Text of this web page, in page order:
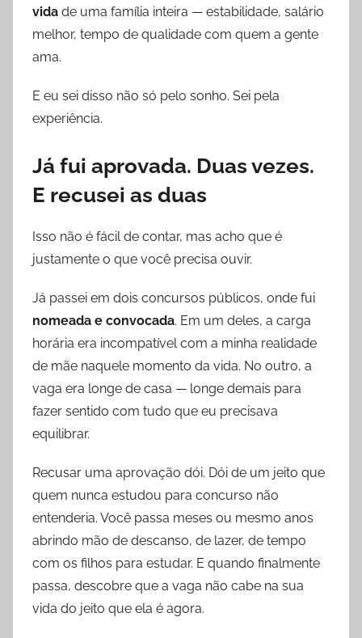
vida de uma família inteira — estabilidade, salário
melhor, tempo de qualidade com quem a gente
ama.
E eu sei disso não só pelo sonho. Sei pela
experiência.
Já fui aprovada. Duas vezes.
E recusei as duas
Isso não é fácil de contar, mas acho que é
justamente o que você precisa ouvir.
Já passei em dois concursos públicos, onde fui
nomeada e convocada. Em um deles, a carga
horária era incompatível com a minha realidade
de mãe naquele momento da vida. No outro, a
vaga era longe de casa — longe demais para
fazer sentido com tudo que eu precisava
equilibrar.
Recusar uma aprovação dói. Dói de um jeito que
quem nunca estudou para concurso não
entenderia. Você passa meses ou mesmo anos
abrindo mão de descanso, de lazer, de tempo
com os filhos para estudar. E quando finalmente
passa, descobre que a vaga não cabe na sua
vida do jeito que ela é agora.